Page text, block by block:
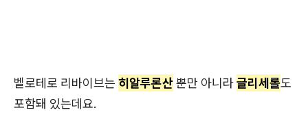
벨로테로 리바이브는 히알루론산뿐만 아니라글리세롤도
포함돼 있는데요.